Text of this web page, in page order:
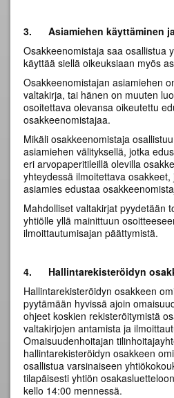
3. Asiamiehen käyttäminen
Osakkeenomistaja saa osallistua
käyttää siellä oikeuksiaan myös
Osakkeenomistajan asiamiehen
valtakirja, tai hänen on muuten
osoitettava olevansa oikeutettu
osakkeenomistajaa.
Mikäli osakkeenomistaja
asiamiehen välityksellä, jotka
eri arvopaperitileillä olevilla
yhteydessä ilmoitettava
asiamies edustaa
Mahdolliset valtakirjat pyydetään
yhtiölle yllä mainittuun
ilmoittautumisajan päättymistä.
4. Hallintarekisteröidyn
Hallintarekisteröidyn osakkeen
pyytämään hyvissä ajoin
ohjeet koskien rekisteröitymistä
valtakirjojen antamista ja
Omaisuudenhoitajan
hallintarekisteröidyn osakkeen
osallistua varsinaiseen
tilapäisesti yhtiön
kello 14:00 mennessä.